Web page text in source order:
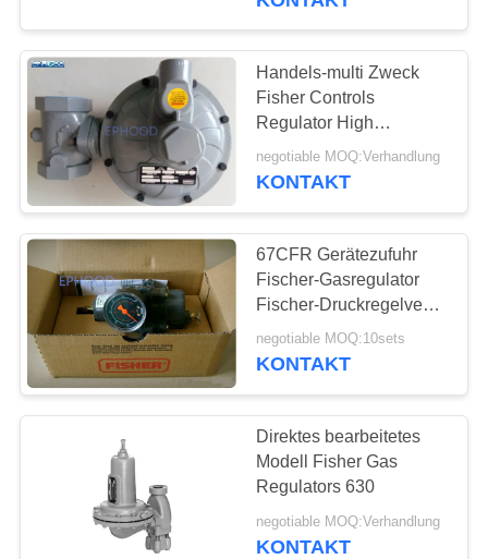
Handels-multi Zweck
Fisher Controls
Regulator High
Flexibilitys
negotiable MOQ:Verhandlung
KONTAKT
67CFR Gerätezufuhr
Fischer-Gasregulator
Fischer-Druckregelventil
zur Verringerung des
Drucks 67CFR-237
negotiable MOQ:10sets
KONTAKT
Direktes bearbeitetes
Modell Fisher Gas
Regulators 630
negotiable MOQ:Verhandlung
KONTAKT